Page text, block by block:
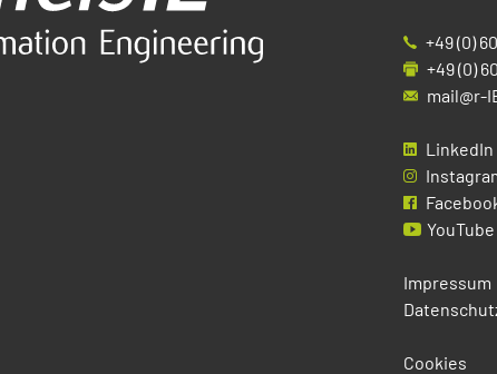
+49 (0)
+49 (0)
mail@r-
LinkedIn
YouTube
Impressum
Cookies